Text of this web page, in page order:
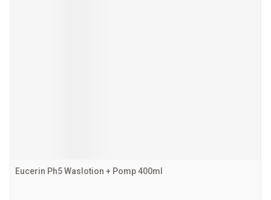
Eucerin Ph5 Waslotion + Pomp 400ml